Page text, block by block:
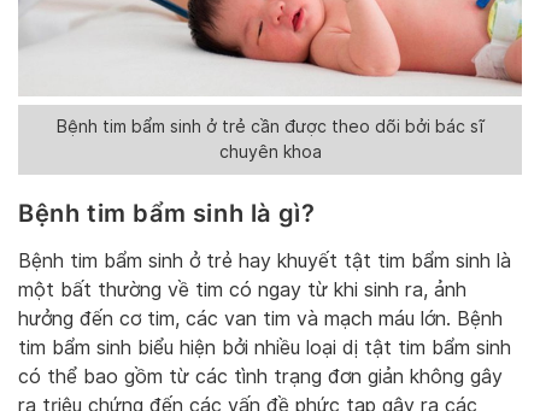
Bệnh tim bẩm sinh ở trẻ cần được theo dõi bởi bác sĩ
chuyên khoa
Bệnh tim bẩm sinh là gì?
Bệnh tim bẩm sinh ở trẻ hay khuyết tật tim bẩm sinh là
một bất thường về tim có ngay từ khi sinh ra, ảnh
hưởng đến cơ tim, các van tim và mạch máu lớn. Bệnh
tim bẩm sinh biểu hiện bởi nhiều loại dị tật tim bẩm sinh
có thể bao gồm từ các tình trạng đơn giản không gây
ra triệu chứng đến các vấn đề phức tạp gây ra các